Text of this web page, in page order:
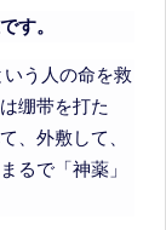
す。
う人の命を救
绷带を打た
、外敷して、
るで「神薬」